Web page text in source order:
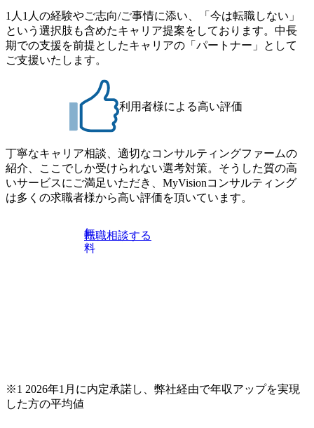
サルティング経験5年以上 ● 戦略コンサルタント ・4年生大
学卒業に限る ・以下のいずれかの実務経験を有する方
- MBB及び戦略ファームでのコンサルティング経験2年以
上 - BIG4のStrategy部門におけるコンサルティング経験2
プし、バイタリティーを持ってチャレンジできる方 ・自ら
コンサル業界やクライアント動向を把握し、クライアント
や自社への提案などに積極的に関わることができる方 ・ス
ケジューリング(優先順位付け含む)など、ビジネスベーシッ
クスキルが習得できている方
の上参加者を決定させていただきます。ご了承ください。
● 当日の流れ 受付 → 会社説明会 → 面接(会社説明会終了
後、随時ご案内) ※全てリモートにて実施します。 ※参加
される方に個別に当日の面接案内をお送りいたします。 ※
通常の選考フローと異なり、事前に適性検査をご受検いた
だきます。 ● 詳細 デジタルイノベーション事業部でのポジ
ションサーチになります。 ご経験やスキル、そして適性や
志向性に合わせて、以下のいずれかの役割でご活躍いただ
きます。 ※本求人はレバテック株式会社の雇用となりま
す。 ＜ITコンサルタント＞ Webアプリケーション、SaaS系
の領域において、大手・ベンチャー・スタートアップ企業
に対する課題解決支援を行います。 直近の案件では、大規
模基幹システムにおける最上流のPoC(概念実証)支援から構
います。 生成AIなどの最新技術とシステムを活用し、顧客
の業務革新と効率化の実現に貢献します。 ＜PL/PM＞ 顧客
ご担当いただき、当社の社員が業務面をサポートしつつ、
徐々に対応範囲を広げていただきます。 ＜QAエンジニア＞
1人1人の経験やご志向/ご事情に添い、「今は転職しない」
という選択肢も含めたキャリア提案をしております。中長
期での支援を前提としたキャリアの「パートナー」として
ご支援いたします。
利用者様による高い評価
丁寧なキャリア相談、適切なコンサルティングファームの
紹介、ここでしか受けられない選考対策。そうした質の高
いサービスにご満足いただき、MyVisionコンサルティング
は多くの求職者様から高い評価を頂いています。
無
料
転職相談する
※1 2026年1月に内定承諾し、弊社経由で年収アップを実現
した方の平均値